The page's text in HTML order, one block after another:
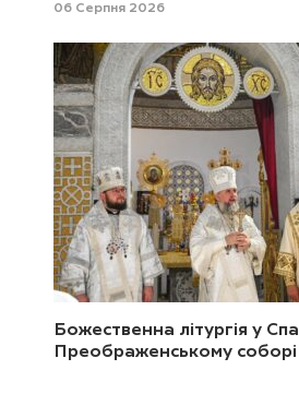
06 Серпня 2026
Божественна літургія у
Преображенському соборі